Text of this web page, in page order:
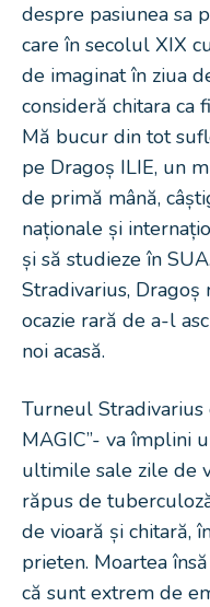
despre pasiunea sa
care în secolul XIX
de imaginat în ziua
consideră chitara ca
Mă bucur din tot
pe Dragoș ILIE, un
de primă mână,
naționale și
și să studieze în
Stradivarius, Dragoș
ocazie rară de a-l
noi acasă.
Turneul Stradivarius
MAGIC”- va împlini
ultimile sale zile de
răpus de
de vioară și chitară,
prieten. Moartea
că sunt extrem de